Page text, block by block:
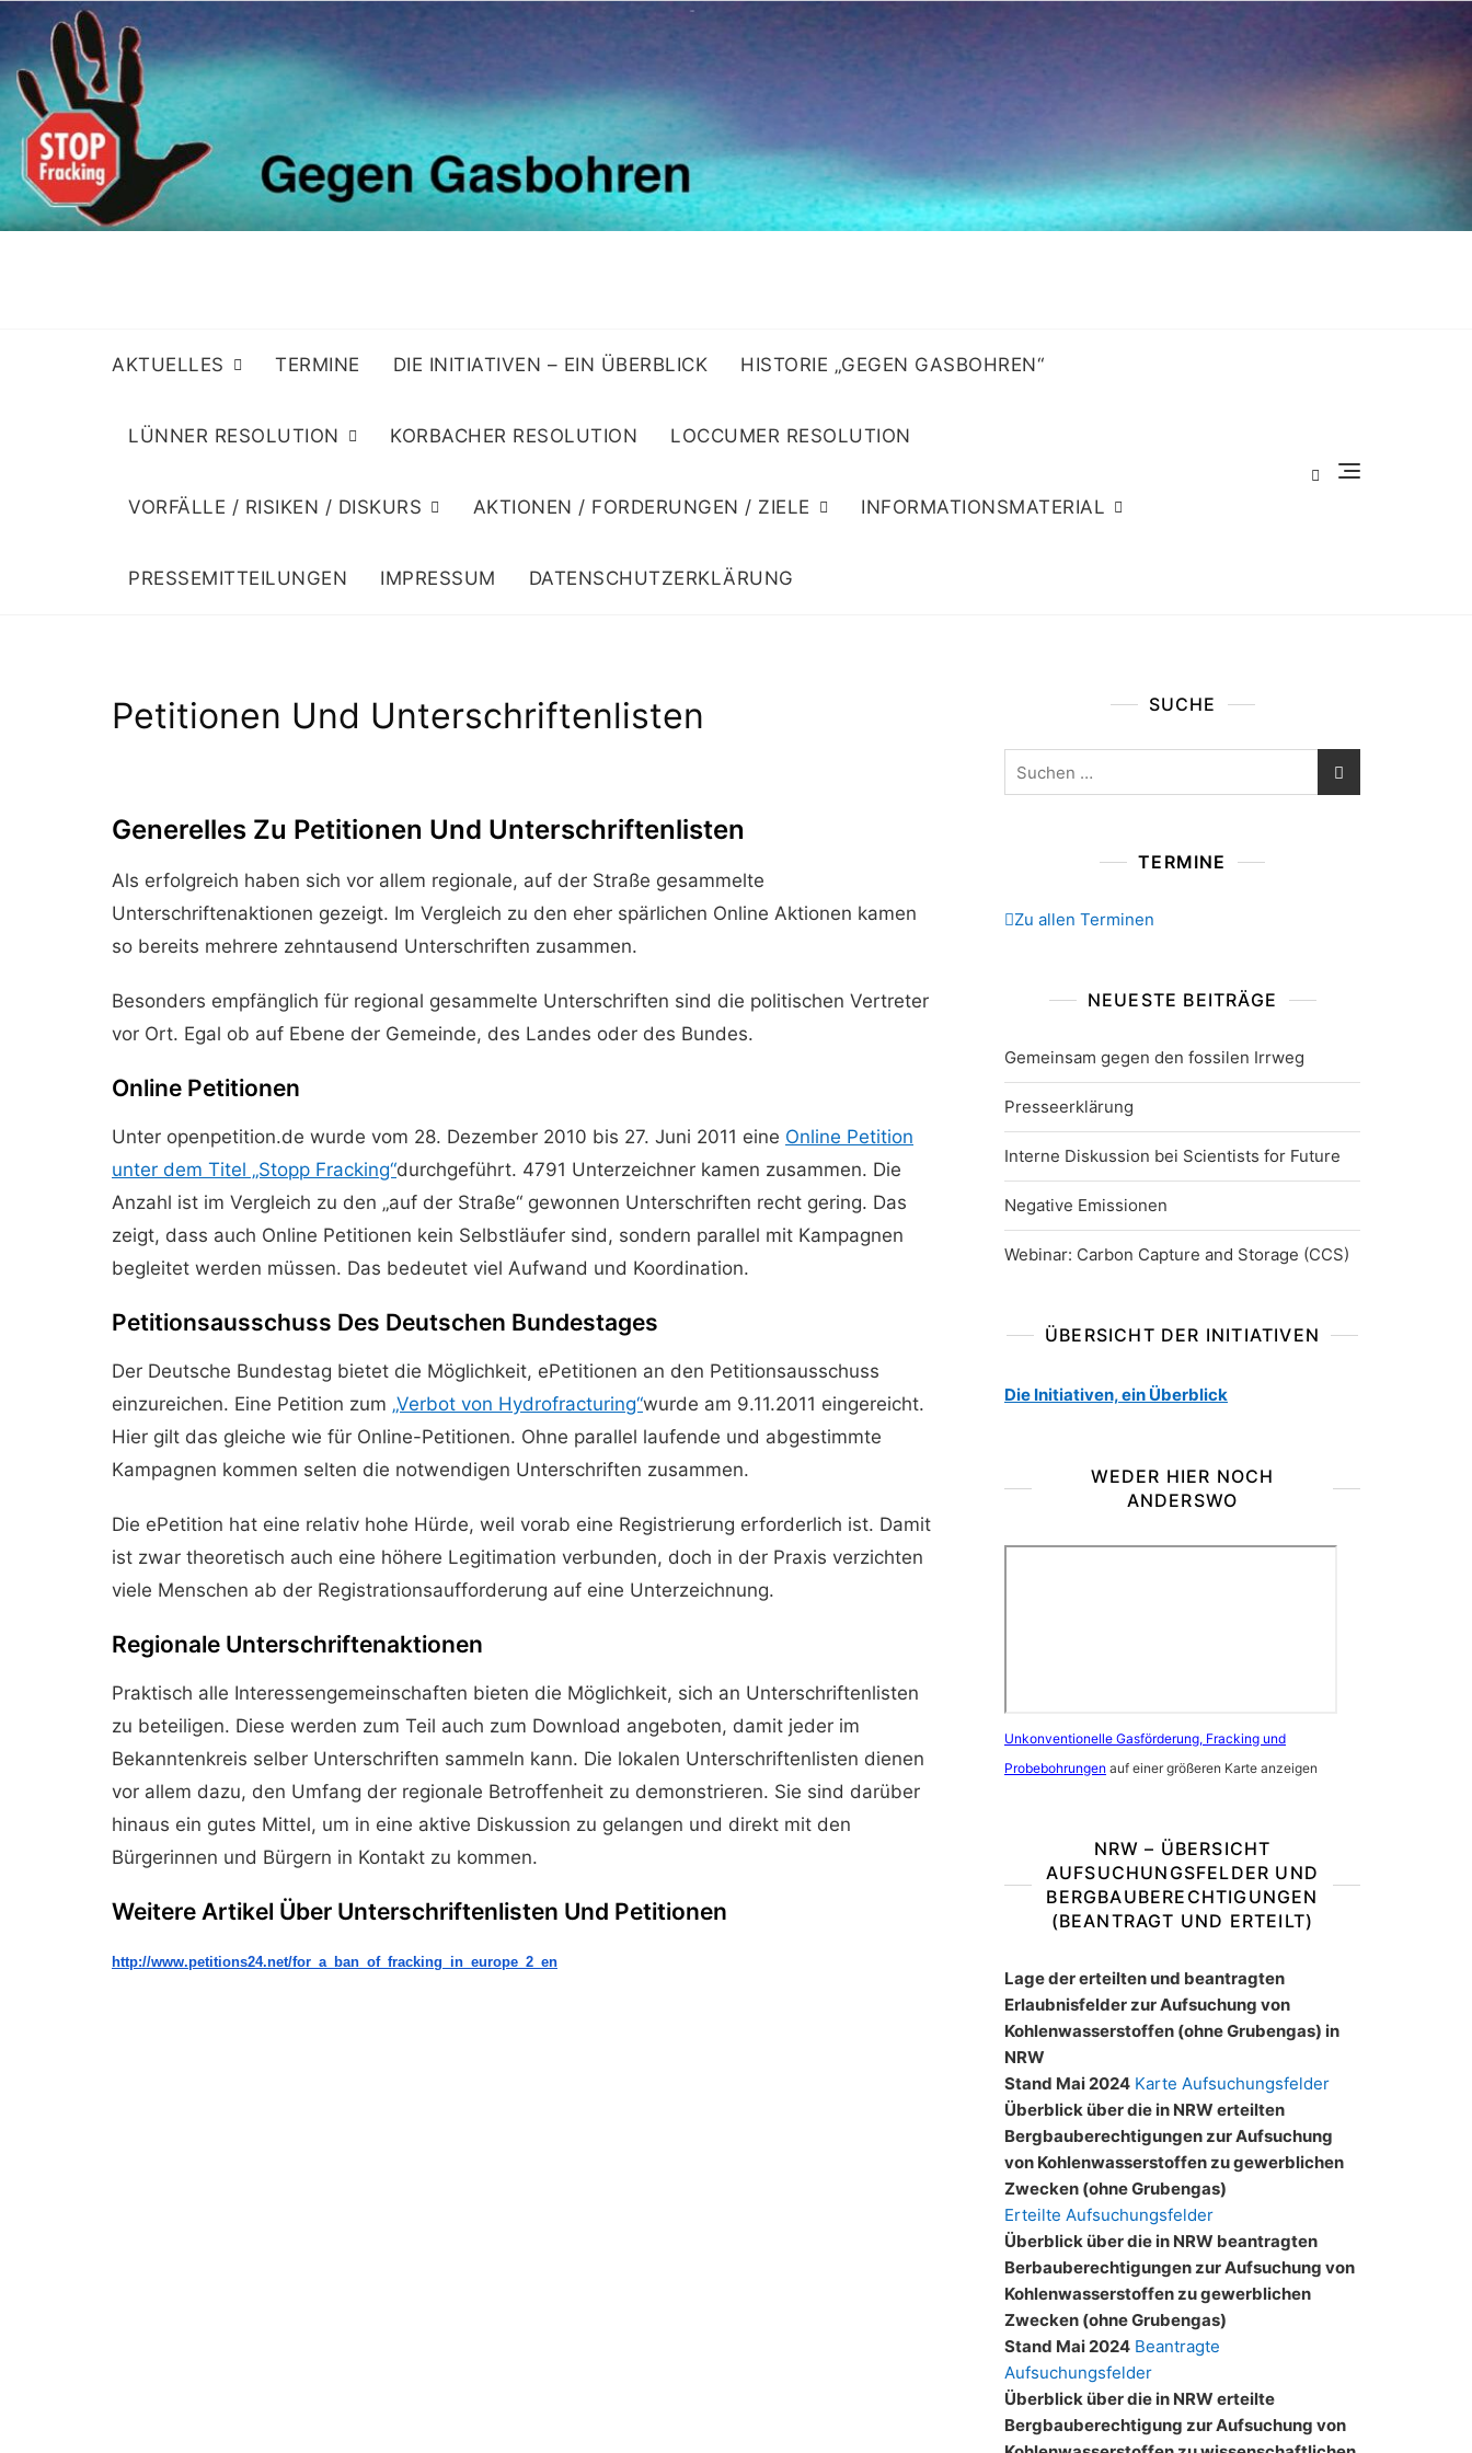
content
AKTUELLES TERMINE DIE INITIATIVEN – EIN ÜBERBLICK HISTORIE „GEGEN GASBOHREN“
LÜNNER RESOLUTION KORBACHER RESOLUTION LOCCUMER RESOLUTION
VORFÄLLE / RISIKEN / DISKURS AKTIONEN / FORDERUNGEN / ZIELE INFORMATIONSMATERIAL
PRESSEMITTEILUNGEN IMPRESSUM DATENSCHUTZERKLÄRUNG
Petitionen Und Unterschriftenlisten
Generelles Zu Petitionen Und Unterschriftenlisten
Als erfolgreich haben sich vor allem regionale, auf der Straße gesammelte
Unterschriftenaktionen gezeigt. Im Vergleich zu den eher spärlichen Online Aktionen kamen
so bereits mehrere zehntausend Unterschriften zusammen.
Besonders empfänglich für regional gesammelte Unterschriften sind die politischen Vertreter
vor Ort. Egal ob auf Ebene der Gemeinde, des Landes oder des Bundes.
Online Petitionen
Unter openpetition.de wurde vom 28. Dezember 2010 bis 27. Juni 2011 eine Online Petition
unter dem Titel „Stopp Fracking“durchgeführt. 4791 Unterzeichner kamen zusammen. Die
Anzahl ist im Vergleich zu den „auf der Straße“ gewonnen Unterschriften recht gering. Das
zeigt, dass auch Online Petitionen kein Selbstläufer sind, sondern parallel mit Kampagnen
begleitet werden müssen. Das bedeutet viel Aufwand und Koordination.
Petitionsausschuss Des Deutschen Bundestages
Der Deutsche Bundestag bietet die Möglichkeit, ePetitionen an den Petitionsausschuss
einzureichen. Eine Petition zum „Verbot von Hydrofracturing“wurde am 9.11.2011 eingereicht.
Hier gilt das gleiche wie für Online-Petitionen. Ohne parallel laufende und abgestimmte
Kampagnen kommen selten die notwendigen Unterschriften zusammen.
Die ePetition hat eine relativ hohe Hürde, weil vorab eine Registrierung erforderlich ist. Damit
ist zwar theoretisch auch eine höhere Legitimation verbunden, doch in der Praxis verzichten
viele Menschen ab der Registrationsaufforderung auf eine Unterzeichnung.
Regionale Unterschriftenaktionen
Praktisch alle Interessengemeinschaften bieten die Möglichkeit, sich an Unterschriftenlisten
zu beteiligen. Diese werden zum Teil auch zum Download angeboten, damit jeder im
Bekanntenkreis selber Unterschriften sammeln kann. Die lokalen Unterschriftenlisten dienen
vor allem dazu, den Umfang der regionale Betroffenheit zu demonstrieren. Sie sind darüber
hinaus ein gutes Mittel, um in eine aktive Diskussion zu gelangen und direkt mit den
Bürgerinnen und Bürgern in Kontakt zu kommen.
Weitere Artikel Über Unterschriftenlisten Und Petitionen
http://www.petitions24.net/for_a_ban_of_fracking_in_ europe_2_en
SUCHE
TERMINE
Zu allen Terminen
NEUESTE BEITRÄGE
Gemeinsam gegen den fossilen Irrweg
Presseerklärung
Interne Diskussion bei Scientists for Future
Negative Emissionen
Webinar: Carbon Capture and Storage (CCS)
ÜBERSICHT DER INITIATIVEN
Die Initiativen, ein Überblick
WEDER HIER NOCH
ANDERSWO
Unkonventionelle Gasförderung, Fracking und
Probebohrungen auf einer größeren Karte anzeigen
NRW – ÜBERSICHT
AUFSUCHUNGSFELDER UND
BERGBAUBERECHTIGUNGEN
(BEANTRAGT UND ERTEILT)
Lage der erteilten und beantragten
Erlaubnisfelder zur Aufsuchung von
Kohlenwasserstoffen (ohne Grubengas) in
NRW
Stand Mai 2024 Karte Aufsuchungsfelder
Überblick über die in NRW erteilten
Bergbauberechtigungen zur Aufsuchung
von Kohlenwasserstoffen zu gewerblichen
Zwecken (ohne Grubengas)
Erteilte Aufsuchungsfelder
Überblick über die in NRW beantragten
Berbauberechtigungen zur Aufsuchung von
Kohlenwasserstoffen zu gewerblichen
Zwecken (ohne Grubengas)
Stand Mai 2024 Beantragte
Aufsuchungsfelder
Überblick über die in NRW erteilte
Bergbauberechtigung zur Aufsuchung von